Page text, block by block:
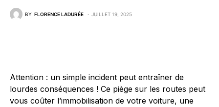
BY FLORENCE LADURÉE JUILLET 19, 2025
Attention : un simple incident peut entraîner de
lourdes conséquences ! Ce piège sur les routes peut
vous coûter l’immobilisation de votre voiture, une